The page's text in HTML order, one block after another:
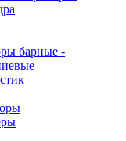
барные -